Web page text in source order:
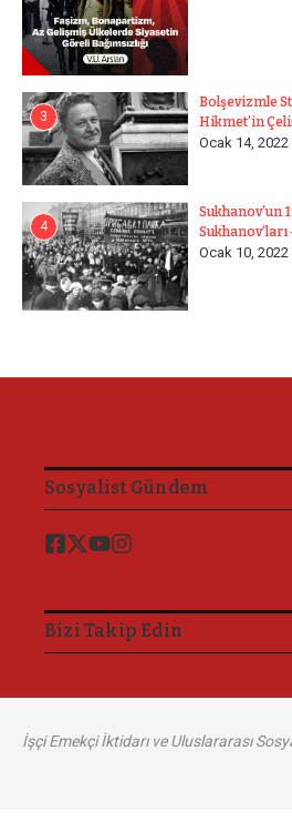
3
Bolşevizmle
Hikmet’in
Ocak 14, 2022
4
Sukhanov’un
Ocak 10, 2022
Sosyalist Gündem
Bizi Takip Edin
İşçi Emekçi İktidarı ve Uluslararası